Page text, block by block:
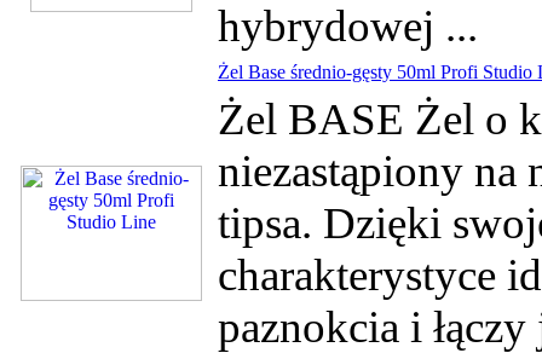
hybrydowej ...
Żel Base średnio-gęsty 50ml Profi Studio
Żel BASE Żel o
niezastąpiony na
tipsa. Dzięki
charakterystyce
paznokcia i